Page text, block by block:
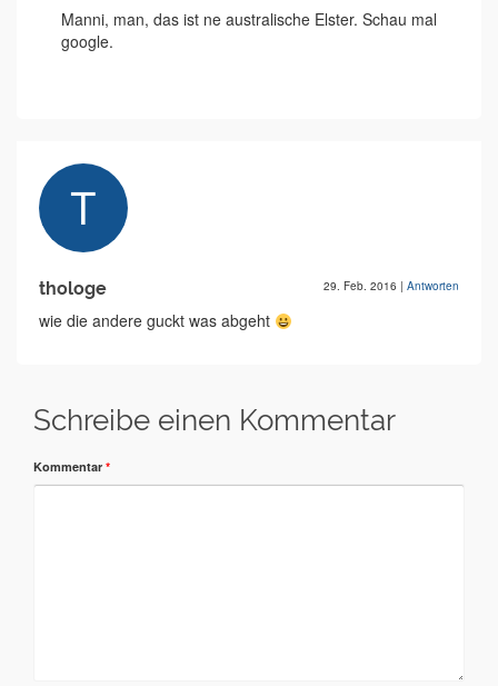
Manni, man, das ist ne australische Elster. Schau mal
google.
thologe 29. Feb. 2016 | Antworten
wie die andere guckt was abgeht
Schreibe einen Kommentar
Kommentar *